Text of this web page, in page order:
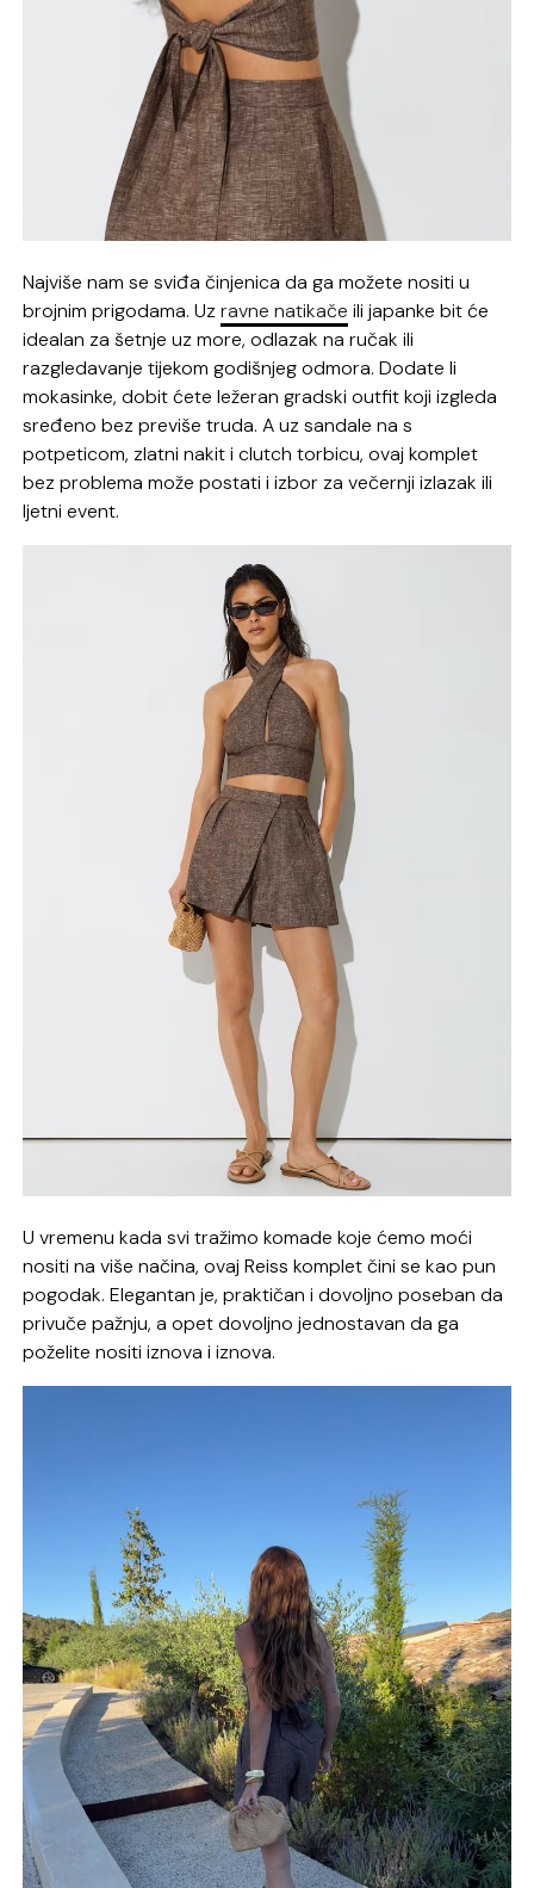
Najviše nam se sviđa činjenica da ga možete nositi u
brojnim prigodama. Uzravne natikače ili japanke bit će
idealan za šetnje uz more, odlazak na ručak ili
razgledavanje tijekom godišnjeg odmora. Dodate li
mokasinke, dobit ćete ležeran gradski outfit koji izgleda
sređeno bez previše truda. A uz sandale na s
potpeticom, zlatni nakit i clutch torbicu, ovaj komplet
bez problema može postati i izbor za večernji izlazak ili
ljetni event.
U vremenu kada svi tražimo komade koje ćemo moći
nositi na više načina, ovaj Reiss komplet čini se kao pun
pogodak. Elegantan je, praktičan i dovoljno poseban da
privuče pažnju, a opet dovoljno jednostavan da ga
poželite nositi iznova i iznova.